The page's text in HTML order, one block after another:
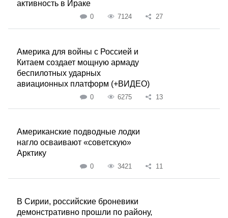
активность в Ираке
0 7124 27
Америка для войны с Россией и
Китаем создает мощную армаду
беспилотных ударных
авиационных платформ (+ВИДЕО)
0 6275 13
Американские подводные лодки
нагло осваивают «советскую»
Арктику
0 3421 11
В Сирии, российские броневики
демонстративно прошли по району,